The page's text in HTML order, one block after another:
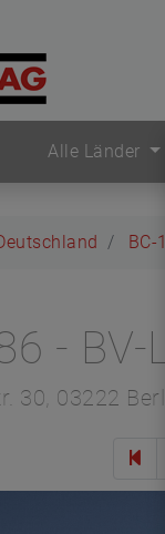
Alle Länder
BC-
-
30, 03222